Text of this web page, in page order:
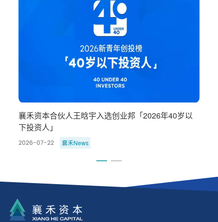
岁以
襄禾资本合伙人王晗宇及三位投资企业创始人入选
氪2026·Under36系列榜单
2026-07-02 襄禾News